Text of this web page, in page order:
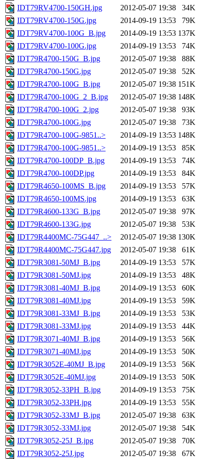
IDT79RV4700-150GH.jpg
2012-05-07 19:38
34K
IDT79RV4700-150G.jpg
2014-09-19 13:53
79K
IDT79RV4700-100G_B.jpg
2014-09-19 13:53 137K
IDT79RV4700-100G.jpg
2014-09-19 13:53
74K
IDT79R4700-150G_B.jpg
2012-05-07 19:38
88K
IDT79R4700-150G.jpg
2012-05-07 19:38
52K
IDT79R4700-100G_B.jpg
2012-05-07 19:38 151K
IDT79R4700-100G_2_B.jpg
2012-05-07 19:38 148K
IDT79R4700-100G_2.jpg
2012-05-07 19:38
93K
IDT79R4700-100G.jpg
2012-05-07 19:38
73K
IDT79R4700-100G-9851..>
2014-09-19 13:53 148K
IDT79R4700-100G-9851..>
2014-09-19 13:53
85K
IDT79R4700-100DP_B.jpg
2014-09-19 13:53
74K
IDT79R4700-100DP.jpg
2014-09-19 13:53
84K
IDT79R4650-100MS_B.jpg
2014-09-19 13:53
57K
IDT79R4650-100MS.jpg
2014-09-19 13:53
63K
IDT79R4600-133G_B.jpg
2012-05-07 19:38
97K
IDT79R4600-133G.jpg
2012-05-07 19:38
53K
IDT79R4400MC-75G447_..>
2012-05-07 19:38 130K
IDT79R4400MC-75G447.jpg
2012-05-07 19:38
61K
IDT79R3081-50MJ_B.jpg
2014-09-19 13:53
57K
IDT79R3081-50MJ.jpg
2014-09-19 13:53
48K
IDT79R3081-40MJ_B.jpg
2014-09-19 13:53
60K
IDT79R3081-40MJ.jpg
2014-09-19 13:53
59K
IDT79R3081-33MJ_B.jpg
2014-09-19 13:53
53K
IDT79R3081-33MJ.jpg
2014-09-19 13:53
44K
IDT79R3071-40MJ_B.jpg
2014-09-19 13:53
56K
IDT79R3071-40MJ.jpg
2014-09-19 13:53
50K
IDT79R3052E-40MJ_B.jpg
2014-09-19 13:53
56K
IDT79R3052E-40MJ.jpg
2014-09-19 13:53
50K
IDT79R3052-33PH_B.jpg
2014-09-19 13:53
75K
IDT79R3052-33PH.jpg
2014-09-19 13:53
55K
IDT79R3052-33MJ_B.jpg
2012-05-07 19:38
63K
IDT79R3052-33MJ.jpg
2012-05-07 19:38
54K
IDT79R3052-25J_B.jpg
2012-05-07 19:38
70K
IDT79R3052-25J.jpg
2012-05-07 19:38
67K